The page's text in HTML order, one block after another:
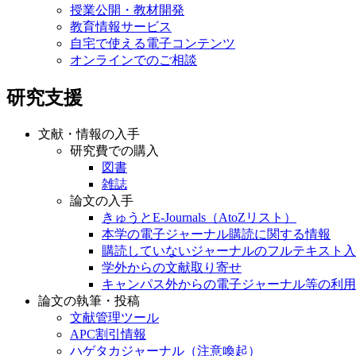
授業公開・教材開発
教育情報サービス
自宅で使える電子コンテンツ
オンラインでのご相談
研究支援
文献・情報の入手
研究費での購入
図書
雑誌
論文の入手
きゅうとE-Journals（AtoZリスト）
本学の電子ジャーナル購読に関する情報
購読していないジャーナルのフルテキスト
学外からの文献取り寄せ
キャンパス外からの電子ジャーナル等の利用
論文の執筆・投稿
文献管理ツール
APC割引情報
ハゲタカジャーナル（注意喚起）